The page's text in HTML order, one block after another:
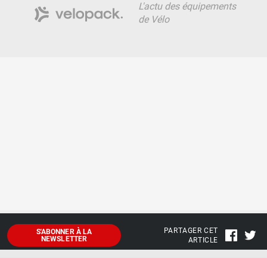
L'actu des équipements
de Vélo
S'ABONNER À LA
NEWSLETTER
PARTAGER CET
ARTICLE